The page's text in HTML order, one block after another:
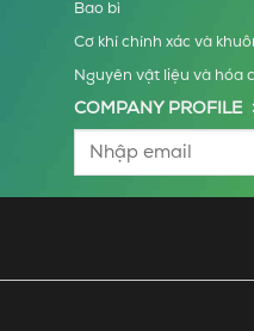
Bao bì
Cơ khí chính xác và
Nguyên vật liệu và hóa
COMPANY PROFILE